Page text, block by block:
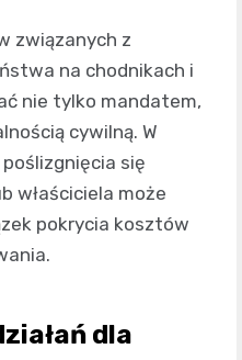
związanych z
na chodnikach i
nie tylko mandatem,
cywilną. W
się
właściciela może
pokrycia kosztów
dla